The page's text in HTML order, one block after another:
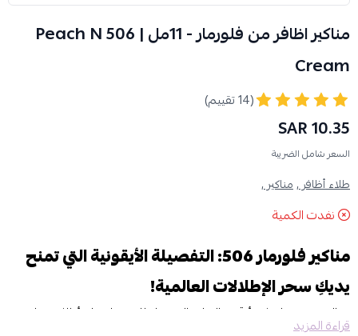
مناكير اظافر من فلورمار - 11مل | 506 Peach N
Cream
(14 تقييم)
10.35 SAR
السعر شامل الضريبة
طلاء أظافر ,مناكير ,
نفدت الكمية
مناكير فلورمار 506: التفصيلة الأيقونية التي تمنح
يديكِ سحر الإطلالات العالمية!
هناك سرّ تشترك فيه أرقى صالونات التجميل للحصول على أظافر بمظهر
قراءة المزيد